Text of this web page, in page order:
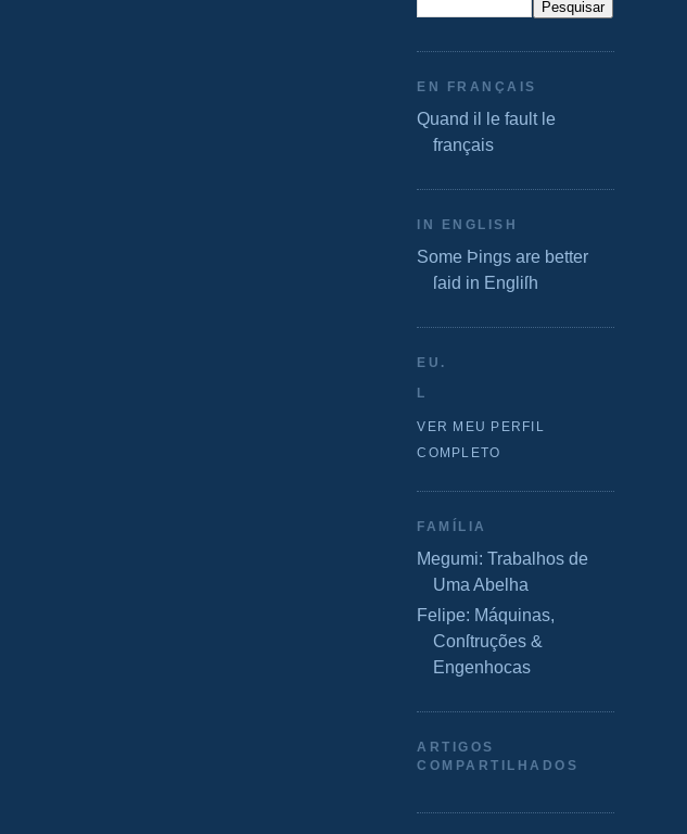
EN FRANÇAIS
Quand il le fault le
français
IN ENGLISH
Some Þings are better
ſaid in Engliſh
EU.
L
VER MEU PERFIL
COMPLETO
FAMÍLIA
Megumi: Trabalhos de
Uma Abelha
Felipe: Máquinas,
Conſtruções &
Engenhocas
ARTIGOS
COMPARTILHADOS